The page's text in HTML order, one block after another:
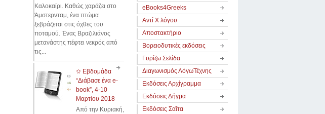
eBooks4Greeks
Αντί Χ λόγου
Αποστακτήριο
Βορειοδυτικές εκδόσεις
Γυρίζω Σελίδα
Διαγωνισμός ΛόγωΤέχνης
Εκδόσεις Αρχίγραμμα
Εκδόσεις Δήγμα
Εκδόσεις Σαΐτα
Καλοκαίρι. Καθώς χαράζει στο
Άμστερνταμ, ένα πτώμα
ξεβράζεται στις όχθες του
ποταμού. Ένας Βραζιλιάνος
μετανάστης πέφτει νεκρός από
τις...
✩ Εβδομάδα
“Διάβασε ένα e-
book”, 4-10
Μαρτίου 2018
Από την Κυριακή,